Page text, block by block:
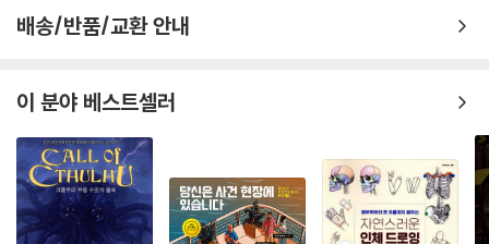
배송/반품/교환 안내
이 분야 베스트셀러